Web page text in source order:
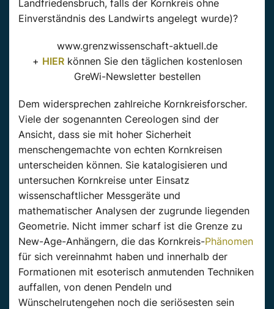
Landfriedensbruch, falls der Kornkreis ohne
Einverständnis des Landwirts angelegt wurde)?
www.grenzwissenschaft-aktuell.de
+ HIERkönnen Sie den täglichen kostenlosen
GreWi-Newsletter bestellen
Dem widersprechen zahlreiche Kornkreisforscher.
Viele der sogenannten Cereologen sind der
Ansicht, dass sie mit hoher Sicherheit
menschengemachte von echten Kornkreisen
unterscheiden können. Sie katalogisieren und
untersuchen Kornkreise unter Einsatz
wissenschaftlicher Messgeräte und
mathematischer Analysen der zugrunde liegenden
Geometrie. Nicht immer scharf ist die Grenze zu
New-Age-Anhängern, die das Kornkreis-Phänomen
für sich vereinnahmt haben und innerhalb der
Formationen mit esoterisch anmutenden Techniken
auffallen, von denen Pendeln und
Wünschelrutengehen noch die seriösesten sein